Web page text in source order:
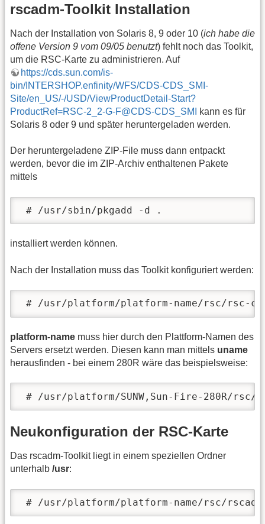
rscadm-Toolkit Installation
Nach der Installation von Solaris 8, 9 oder 10 (ich habe die
offene Version 9 vom 09/05 benutzt) fehlt noch das Toolkit,
um die RSC-Karte zu administrieren. Auf
https://cds.sun.com/is-
bin/INTERSHOP.enfinity/WFS/CDS-CDS_SMI-
Site/en_US/-/USD/ViewProductDetail-Start?
ProductRef=RSC-2_2-G-F@CDS-CDS_SMI
kann es für
Solaris 8 oder 9 und später heruntergeladen werden.
Der heruntergeladene ZIP-File muss dann entpackt
werden, bevor die im ZIP-Archiv enthaltenen Pakete
mittels
# /usr/sbin/pkgadd -d .
installiert werden können.
Nach der Installation muss das Toolkit konfiguriert werden:
# /usr/platform/platform-name/rsc/rsc-
platform-name muss hier durch den Plattform-Namen des
Servers ersetzt werden. Diesen kann man mittels uname
herausfinden - bei einem 280R wäre das beispielsweise:
# /usr/platform/SUNW,Sun-Fire-280R/rsc/
Neukonfiguration der RSC-Karte
Das rscadm-Toolkit liegt in einem speziellen Ordner
unterhalb /usr:
# /usr/platform/platform-name/rsc/rscadm